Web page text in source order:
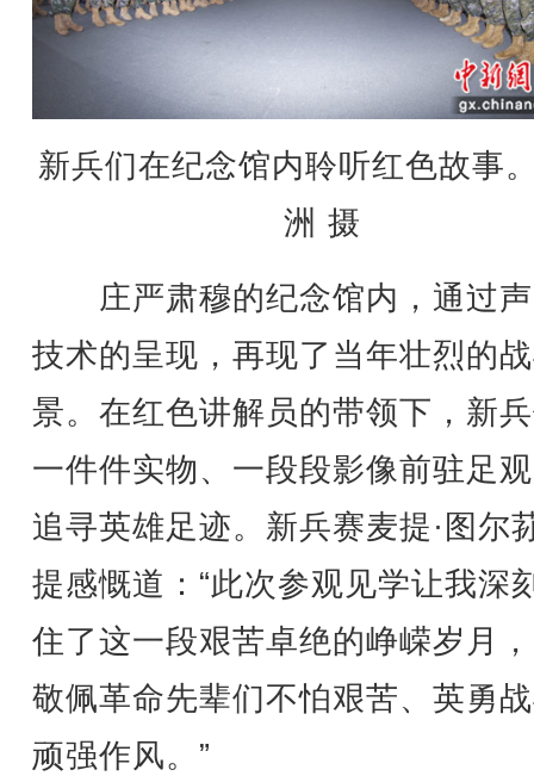
新兵们在纪念馆内聆听红色故事
洲 摄
庄严肃穆的纪念馆内，通过
技术的呈现，再现了当年壮烈的
景。在红色讲解员的带领下，新
一件件实物、一段段影像前驻足
追寻英雄足迹。新兵赛麦提·图尔
提感慨道：“此次参观见学让我深
住了这一段艰苦卓绝的峥嵘岁月
敬佩革命先辈们不怕艰苦、英勇
顽强作风。”